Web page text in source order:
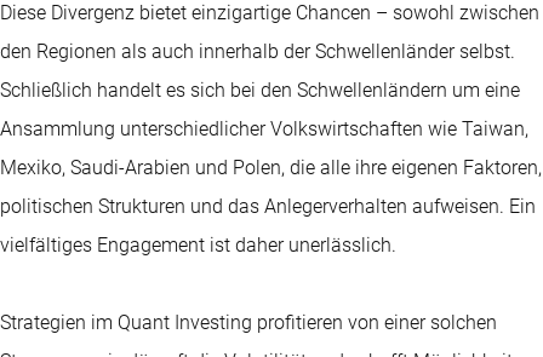
Diese Divergenz bietet einzigartige Chancen – sowohl zwischen
den Regionen als auch innerhalb der Schwellenländer selbst.
Schließlich handelt es sich bei den Schwellenländern um eine
Ansammlung unterschiedlicher Volkswirtschaften wie Taiwan,
Mexiko, Saudi-Arabien und Polen, die alle ihre eigenen Faktoren,
politischen Strukturen und das Anlegerverhalten aufweisen. Ein
vielfältiges Engagement ist daher unerlässlich.
Strategien im Quant Investing profitieren von einer solchen